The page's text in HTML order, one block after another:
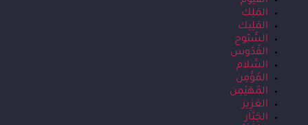
المَلِك
المَلِيك
السُّبّوح
القُدّوس
السَّلام
المُؤْمِن
المُهَيْمِن
العَزِيز
الجَبَّار